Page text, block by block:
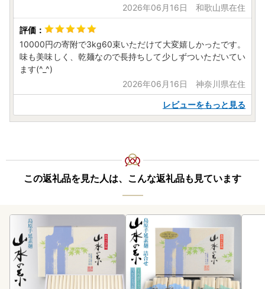
税法（昭和25年法律第226号）第37条の2第2項及び第314条
の7第2項の規定に基づき、ふるさと納税の対象となる地方団
体として指定されました。
指定対象期間は、令和7年10月1日から令和8年9月30日まで
です。
＜ワンストップ特例申請書郵送先＞
-------------------------------------------------------
〒859-2211
-------------------------------------------------------
Mail：minamishimabara@steamship.co.jp
受付時間：9:30～17:00
※土日祝日及び年末年始を除く
※年末年始のお問い合わせにつきましては、
年明けより順次対応いたしますので、ご返信にお時間を頂戴
いたします。
2026年06月16日 和歌山県在住
10000円の寄附で3kg60束いただけて大変嬉しかったです。
味も美味しく、乾麺なので長持ちして少しずついただいてい
ます(^_^)
2026年06月16日 神奈川県在住
レビューをもっと見る
この返礼品を見た人は、こんな返礼品も見ています